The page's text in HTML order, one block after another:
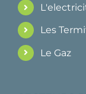
Les
Le Gaz